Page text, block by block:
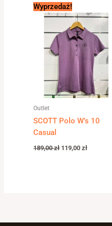
Wyprzedaż!
Outlet
SCOTT Polo W’s 10
Casual
189,00zł
Pierwotna
cena
wynosiła:
189,00 zł.
119,00zł
cena
wynosi:
119,00 zł.